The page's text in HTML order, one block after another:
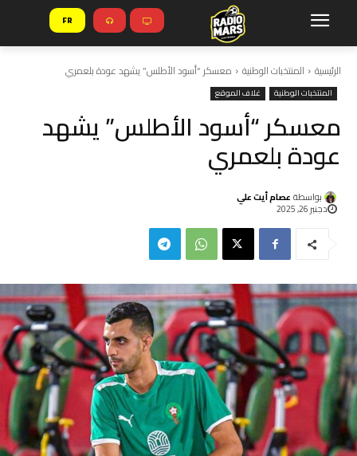
FR
الرئيسية المنتخبات الوطنية معسكر “أسود الأطلس” يشهد عودة بلعمري
المنتخبات الوطنية غلاف الموقع
معسكر “أسود الأطلس” يشهد
عودة بلعمري
بواسطة عصام أيت علي
دجنبر 26, 2025